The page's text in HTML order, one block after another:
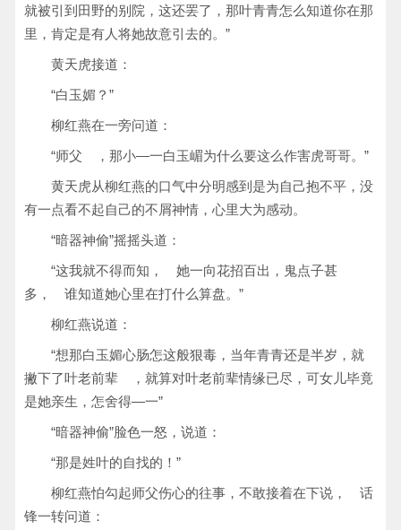
就被引到田野的别院，这还罢了，那叶青青怎么知道你在那
里，肯定是有人将她故意引去的。”
黄天虎接道：
“白玉媚？”
柳红燕在一旁问道：
“师父 ，那小—一白玉嵋为什么要这么作害虎哥哥。”
黄天虎从柳红燕的口气中分明感到是为自己抱不平，没
有一点看不起自己的不屑神情，心里大为感动。
“暗器神偷”摇摇头道：
“这我就不得而知， 她一向花招百出，鬼点子甚
多， 谁知道她心里在打什么算盘。”
柳红燕说道：
“想那白玉媚心肠怎这般狠毒，当年青青还是半岁，就
撇下了叶老前辈 ，就算对叶老前辈情缘已尽，可女儿毕竟
是她亲生，怎舍得—一”
“暗器神偷”脸色一怒，说道：
“那是姓叶的自找的！”
柳红燕怕勾起师父伤心的往事，不敢接着在下说， 话
锋一转问道：